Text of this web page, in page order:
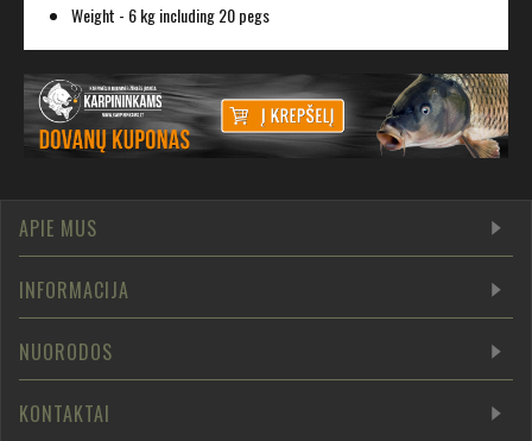
Weight - 6 kg including 20 pegs
APIE MUS
INFORMACIJA
NUORODOS
KONTAKTAI